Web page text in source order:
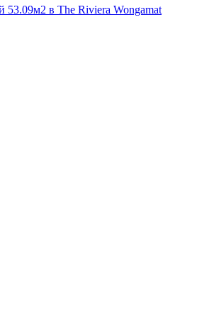
53.09м2 в The Riviera Wongamat